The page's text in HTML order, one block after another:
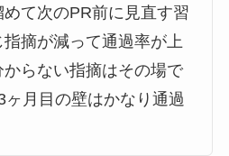
て次のPR前に見直す習
摘が減って通過率が上
らない指摘はその場で
ヶ月目の壁はかなり通過